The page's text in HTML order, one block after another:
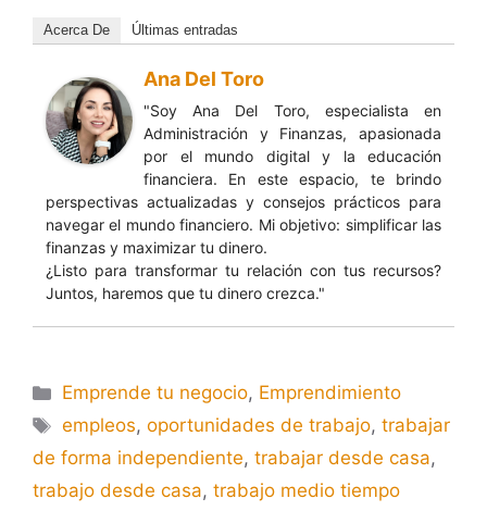
Acerca De Últimas entradas
Ana Del Toro
"Soy Ana Del Toro, especialista en
Administración y Finanzas, apasionada
por el mundo digital y la educación
financiera. En este espacio, te brindo
perspectivas actualizadas y consejos prácticos para
navegar el mundo financiero. Mi objetivo: simplificar las
finanzas y maximizar tu dinero.
¿Listo para transformar tu relación con tus recursos?
Juntos, haremos que tu dinero crezca."
Emprende tu negocio, Emprendimiento
empleos,oportunidades de trabajo,trabajar
de forma independiente, trabajar desde casa,
trabajo desde casa, trabajo medio tiempo